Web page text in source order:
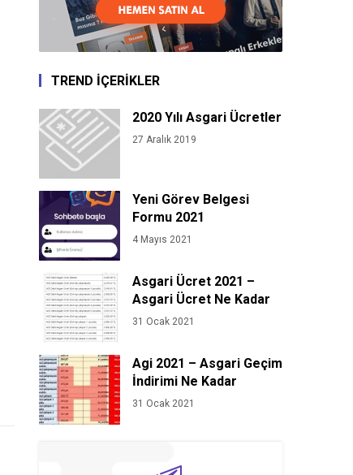
TREND İÇERİKLER
2020 Yılı Asgari Ücretler
27 Aralık 2019
Yeni Görev Belgesi
Formu 2021
4 Mayıs 2021
Asgari Ücret 2021 –
Asgari Ücret Ne Kadar
31 Ocak 2021
Agi 2021 – Asgari Geçim
İndirimi Ne Kadar
31 Ocak 2021